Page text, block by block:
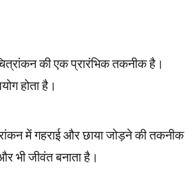
की एक प्रारंभिक तकनीक है।
होता है।
में गहराई और छाया जोड़ने की तकनीक
भी जीवंत बनाता है।